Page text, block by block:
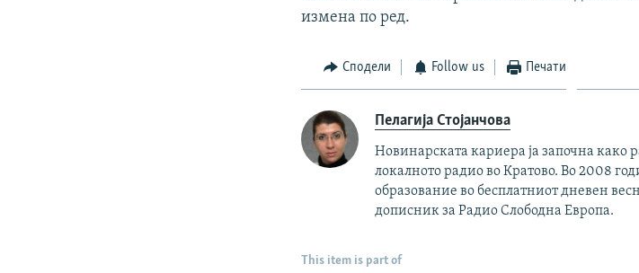
измена по ред.
Сподели Follow us Печати
Пелагија Стојанчова
Новинарската кариера ја започна како
локалното радио во Кратово. Во 2008
образование во бесплатниот дневен
дописник за Радио Слободна Европа.
This item is part of